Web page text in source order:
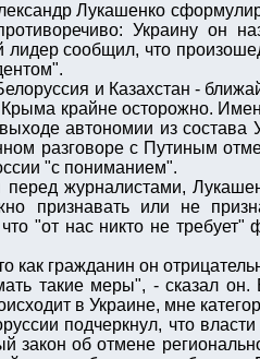
Лукашенко
Украину он
лидер сообщил, что
и Казахстан -
крайне осторожно.
автономии из состава
разговоре с Путиным
"с пониманием".
перед журналистами,
признавать или не
"от нас никто не
как гражданин он
такие меры", - сказал он.
в Украине, мне
подчеркнул, что
закон об отмене